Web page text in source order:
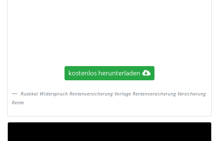
kostenlos herunterladen
Rustikal Widerspruch Rentenversicherung Vorlage Rentenversicherung Versicherung
Rente